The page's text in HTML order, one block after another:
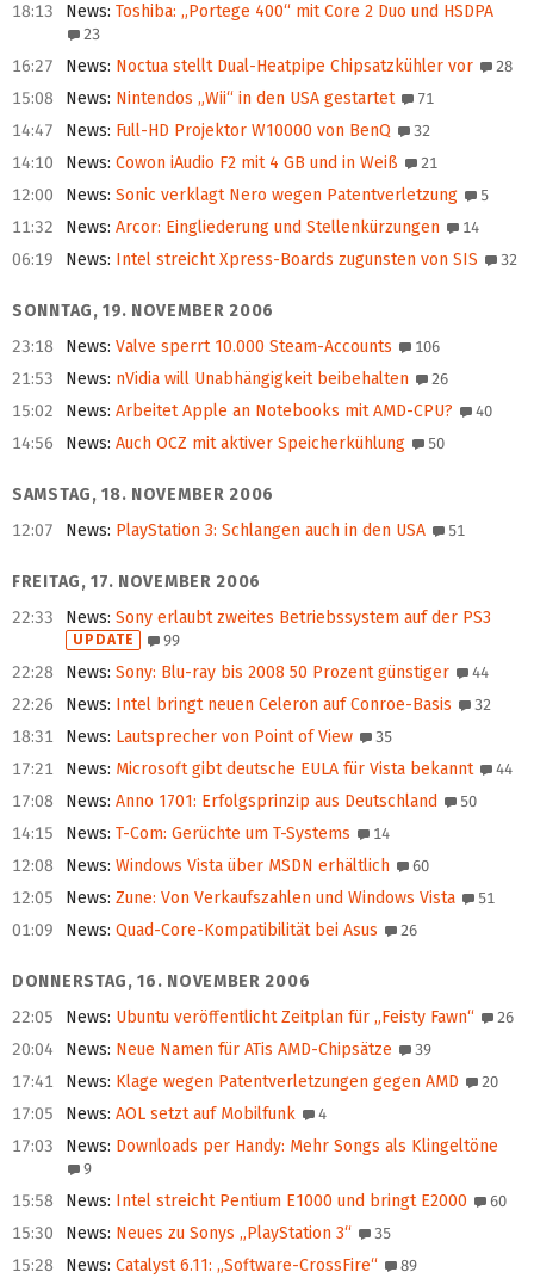
18:13 News: Toshiba: „Portege 400“ mit Core 2 Duo und HSDPA
23
16:27 News: Noctua stellt Dual-Heatpipe Chipsatzkühler vor 28
15:08 News: Nintendos „Wii“ in den USA gestartet 71
14:47 News: Full-HD Projektor W10000 von BenQ 32
14:10 News: Cowon iAudio F2 mit 4 GB und in Weiß 21
12:00 News: Sonic verklagt Nero wegen Patentverletzung 5
11:32 News: Arcor: Eingliederung und Stellenkürzungen 14
06:19 News: Intel streicht Xpress-Boards zugunsten von SIS 32
SONNTAG, 19. NOVEMBER 2006
23:18
News: Valve sperrt 10.000 Steam-Accounts 106
21:53 News: nVidia will Unabhängigkeit beibehalten 26
15:02 News: Arbeitet Apple an Notebooks mit AMD-CPU? 40
14:56 News: Auch OCZ mit aktiver Speicherkühlung 50
SAMSTAG, 18. NOVEMBER 2006
12:07
News: PlayStation 3: Schlangen auch in den USA 51
FREITAG, 17. NOVEMBER 2006
22:33
News: Sony erlaubt zweites Betriebssystem auf der PS3
UPDATE 99
22:28 News: Sony: Blu-ray bis 2008 50 Prozent günstiger 44
22:26 News: Intel bringt neuen Celeron auf Conroe-Basis 32
18:31 News: Lautsprecher von Point of View 35
17:21 News: Microsoft gibt deutsche EULA für Vista bekannt 44
17:08 News: Anno 1701: Erfolgsprinzip aus Deutschland 50
14:15 News: T-Com: Gerüchte um T-Systems 14
12:08 News: Windows Vista über MSDN erhältlich 60
12:05 News: Zune: Von Verkaufszahlen und Windows Vista 51
01:09 News: Quad-Core-Kompatibilität bei Asus 26
DONNERSTAG, 16. NOVEMBER 2006
22:05
News: Ubuntu veröffentlicht Zeitplan für „Feisty Fawn“ 26
20:04 News: Neue Namen für ATis AMD-Chipsätze 39
17:41 News: Klage wegen Patentverletzungen gegen AMD 20
17:05 News: AOL setzt auf Mobilfunk 4
17:03 News: Downloads per Handy: Mehr Songs als Klingeltöne
9
15:58 News: Intel streicht Pentium E1000 und bringt E2000 60
15:30 News: Neues zu Sonys „PlayStation 3“ 35
15:28 News: Catalyst 6.11: „Software-CrossFire“ 89